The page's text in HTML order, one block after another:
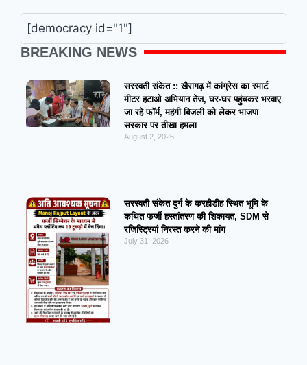
[democracy id="1"]
BREAKING NEWS
सरस्वती संकेत :: खैरागढ़ में कांग्रेस का स्मार्ट
मीटर हटाओ अभियान तेज, घर-घर पहुंचकर भरवाए
जा रहे फॉर्म, महंगी बिजली को लेकर भाजपा
सरकार पर तीखा हमला
August 2, 2026
सरस्वती संकेत दुर्ग के करहीडीह स्थित भूमि के
कथित फर्जी हस्तांतरण की शिकायत, SDM से
रजिस्ट्रियां निरस्त करने की मांग
July 31, 2026